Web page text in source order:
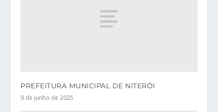
PREFEITURA MUNICIPAL DE NITERÓI
9 de junho de 2025